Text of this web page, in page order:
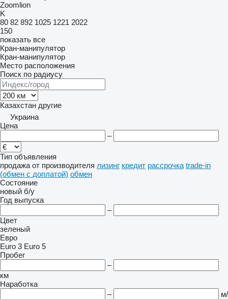
Zoomlion
K
80 82 892 1025 1221 2022
150
показать все
Кран-манипулятор
Кран-манипулятор
Место расположения
Поиск по радиусу
Казахстан другие
Украина
Цена
–
Тип объявления
продажа от производителя лизинг кредит рассрочка trade-in
(обмен с доплатой) обмен
Состояние
новый б/у
Год выпуска
–
Цвет
зеленый
Евро
Euro 3 Euro 5
Пробег
–
км
Наработка
–
м/